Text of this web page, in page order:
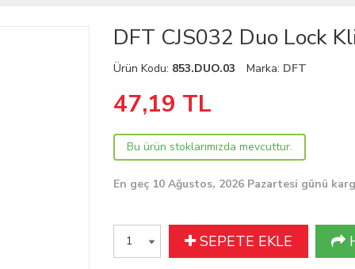
DFT CJS032 Duo Lock
Ürün Kodu: 853.DUO.03 Marka: DFT
47,19 TL
Bu ürün stoklarımızda mevcuttur.
En geç 10 Ağustos, 2026 Pazartesi günü
SEPETE EKLE